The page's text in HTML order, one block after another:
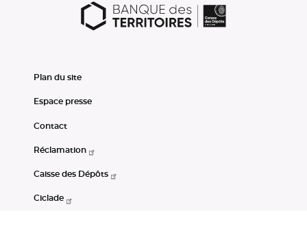
Plan du site
Espace presse
Contact
Réclamation
Caisse des Dépôts
Ciclade